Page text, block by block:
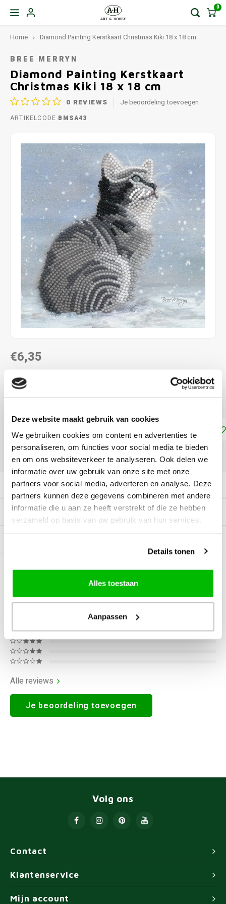
Deze website maakt gebruik van cookies
We gebruiken cookies om content en advertenties te
personaliseren, om functies voor social media te bieden
en om ons websiteverkeer te analyseren. Ook delen we
informatie over uw gebruik van onze site met onze
partners voor social media, adverteren en analyse. Deze
partners kunnen deze gegevens combineren met andere
informatie die u aan ze heeft verstrekt of die ze hebben
verzameld op basis van uw gebruik van hun services.
Details tonen
Alles toestaan
Aanpassen
0
Home Diamond Painting Kerstkaart Christmas Kiki 18 x 18 cm
BREE MERRYN
Diamond Painting Kerstkaart
Christmas Kiki 18 x 18 cm
0 REVIEWS Je beoordeling toevoegen
ARTIKELCODE BMSA43
€6,35
NIET LEVERBAAR
Toevoegen aan winkelwagen
DELEN:
Productomschrijving
Tags
0STERREN OP BASIS VAN0
BEOORDELINGEN
0Reviews
Alle reviews
Je beoordeling toevoegen
Contact
Volg ons
Klantenservice
Mijn account